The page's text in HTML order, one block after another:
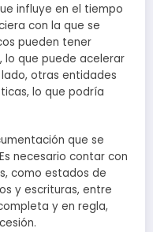
influye en el tiempo
con la que se
pueden tener
lo que puede acelerar
otras entidades
lo que podría
que se
necesario contar con
como estados de
y escrituras, entre
y en regla,